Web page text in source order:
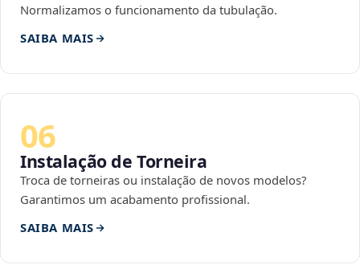
Normalizamos o funcionamento da tubulação.
SAIBA MAIS
06
Instalação de Torneira
Troca de torneiras ou instalação de novos modelos?
Garantimos um acabamento profissional.
SAIBA MAIS